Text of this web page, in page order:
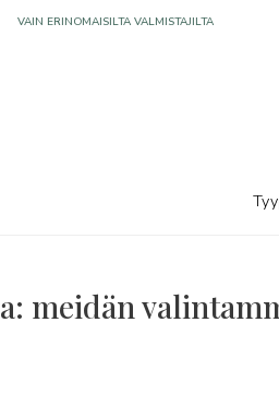
meidän
VAIN ERINOMAISILTA VALMISTAJILTA